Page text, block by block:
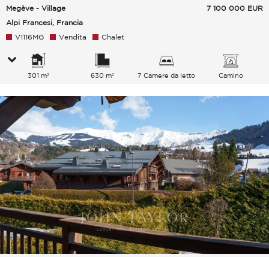
Megève - Village
Alpi Francesi, Francia
7 100 000 EUR
V1116MG Vendita Chalet
301 m² 630 m² 7 Camere da letto Camino